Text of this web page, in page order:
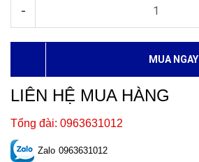
-
MUA NGAY
LIÊN HỆ MUA HÀNG
Tổng đài: 0963631012
Zalo 0963631012